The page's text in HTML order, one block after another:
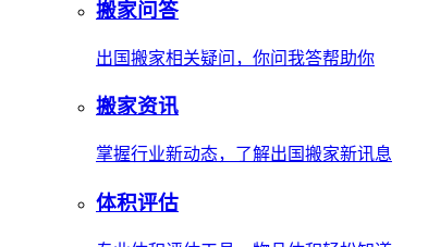
搬家问答
出国搬家相关疑问，你问我答帮助你
搬家资讯
掌握行业新动态，了解出国搬家新讯息
体积评估